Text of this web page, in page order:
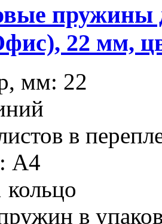
пружины
22 мм,
мм: 22
в
А4
в